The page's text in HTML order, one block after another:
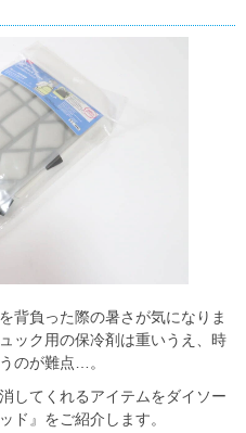
背負った際の暑さが気になりま
ック用の保冷剤は重いうえ、時
のが難点…。
してくれるアイテムをダイソー
ド』をご紹介します。